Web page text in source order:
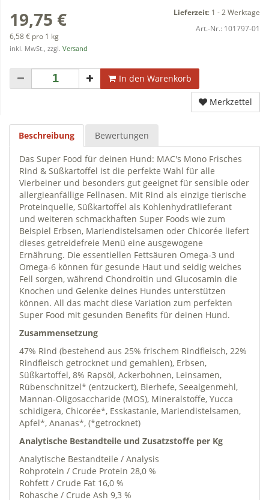
19,75 €
6,58 € pro 1 kg
inkl. MwSt., zzgl. Versand
Lieferzeit: 1 - 2 Werktage
Art.-Nr.: 101797-01
In den Warenkorb
Merkzettel
Beschreibung Bewertungen
Das Super Food für deinen Hund: MAC's Mono Frisches
Rind & Süßkartoffel ist die perfekte Wahl für alle
Vierbeiner und besonders gut geeignet für sensible oder
allergieanfällige Fellnasen. Mit Rind als einzige tierische
Proteinquelle, Süßkartoffel als Kohlenhydratlieferant
und weiteren schmackhaften Super Foods wie zum
Beispiel Erbsen, Mariendistelsamen oder Chicorée liefert
dieses getreidefreie Menü eine ausgewogene
Ernährung. Die essentiellen Fettsäuren Omega-3 und
Omega-6 können für gesunde Haut und seidig weiches
Fell sorgen, während Chondroitin und Glucosamin die
Knochen und Gelenke deines Hundes unterstützen
können. All das macht diese Variation zum perfekten
Super Food mit gesunden Benefits für deinen Hund.
Zusammensetzung
47% Rind (bestehend aus 25% frischem Rindfleisch, 22%
Rindfleisch getrocknet und gemahlen), Erbsen,
Süßkartoffel, 8% Rapsöl, Ackerbohnen, Leinsamen,
Rübenschnitzel* (entzuckert), Bierhefe, Seealgenmehl,
Mannan-Oligosaccharide (MOS), Mineralstoffe, Yucca
schidigera, Chicorée*, Esskastanie, Mariendistelsamen,
Apfel*, Ananas*, (*getrocknet)
Analytische Bestandteile und Zusatzstoffe per Kg
Analytische Bestandteile / Analysis
Rohprotein / Crude Protein 28,0 %
Rohfett / Crude Fat 16,0 %
Rohasche / Crude Ash 9,3 %